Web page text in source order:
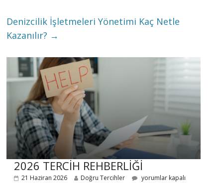
Denizcilik İşletmeleri Yönetimi Kaç Netle
Kazanılır? →
2026 TERCİH REHBERLİĞİ
21 Haziran 2026 Doğru Tercihler yorumlar kapalı